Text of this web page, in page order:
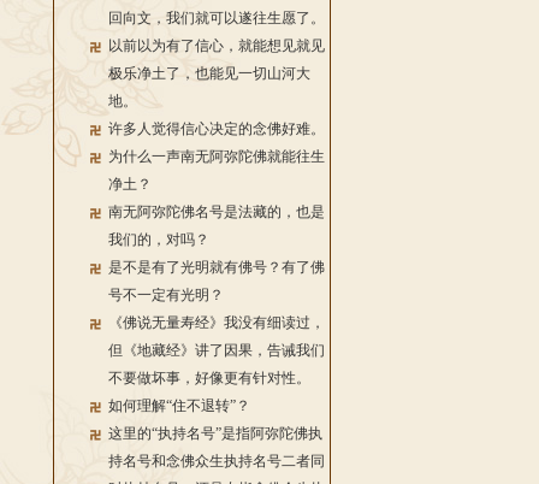
回向文，我们就可以遂往生愿了。
以前以为有了信心，就能想见就见
极乐净土了，也能见一切山河大
地。
许多人觉得信心决定的念佛好难。
为什么一声南无阿弥陀佛就能往生
净土？
南无阿弥陀佛名号是法藏的，也是
我们的，对吗？
是不是有了光明就有佛号？有了佛
号不一定有光明？
《佛说无量寿经》我没有细读过，
但《地藏经》讲了因果，告诫我们
不要做坏事，好像更有针对性。
如何理解“住不退转”？
这里的“执持名号”是指阿弥陀佛执
持名号和念佛众生执持名号二者同